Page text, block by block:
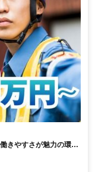
きやすさが魅力の環境
上可能！日払いも
～・短期もOK！あな